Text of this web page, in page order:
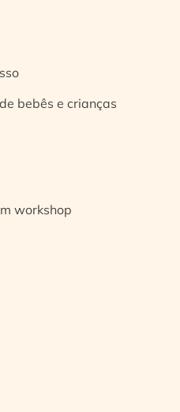
bebês e crianças
workshop